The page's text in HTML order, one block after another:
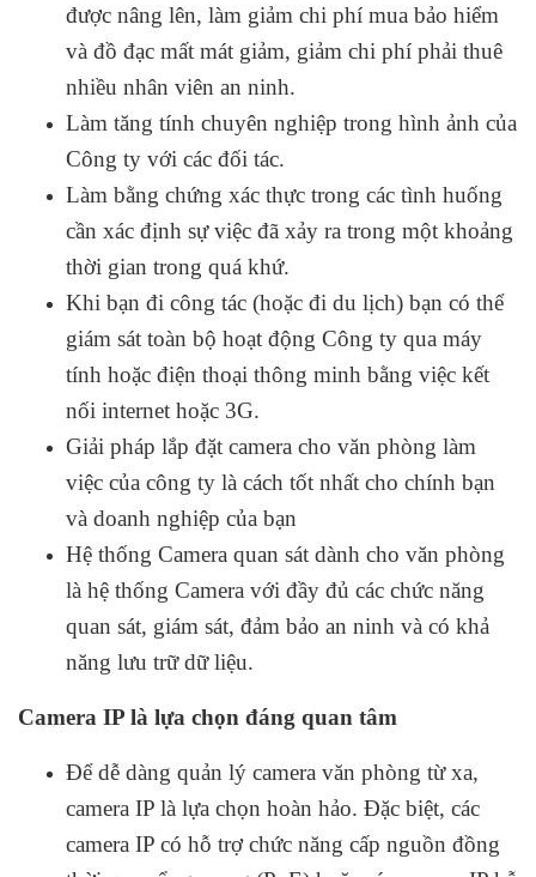
được nâng lên, làm giảm chi phí mua bảo hiểm
và đồ đạc mất mát giảm, giảm chi phí phải thuê
nhiều nhân viên an ninh.
Làm tăng tính chuyên nghiệp trong hình ảnh của
Công ty với các đối tác.
Làm bằng chứng xác thực trong các tình huống
cần xác định sự việc đã xảy ra trong một khoảng
thời gian trong quá khứ.
Khi bạn đi công tác (hoặc đi du lịch) bạn có thể
giám sát toàn bộ hoạt động Công ty qua máy
tính hoặc điện thoại thông minh bằng việc kết
nối internet hoặc 3G.
Giải pháp lắp đặt camera cho văn phòng làm
việc của công ty là cách tốt nhất cho chính bạn
và doanh nghiệp của bạn
Hệ thống Camera quan sát dành cho văn phòng
là hệ thống Camera với đầy đủ các chức năng
quan sát, giám sát, đảm bảo an ninh và có khả
năng lưu trữ dữ liệu.
Camera IP là lựa chọn đáng quan tâm
Để dễ dàng quản lý camera văn phòng từ xa,
camera IP là lựa chọn hoàn hảo. Đặc biệt, các
camera IP có hỗ trợ chức năng cấp nguồn đồng